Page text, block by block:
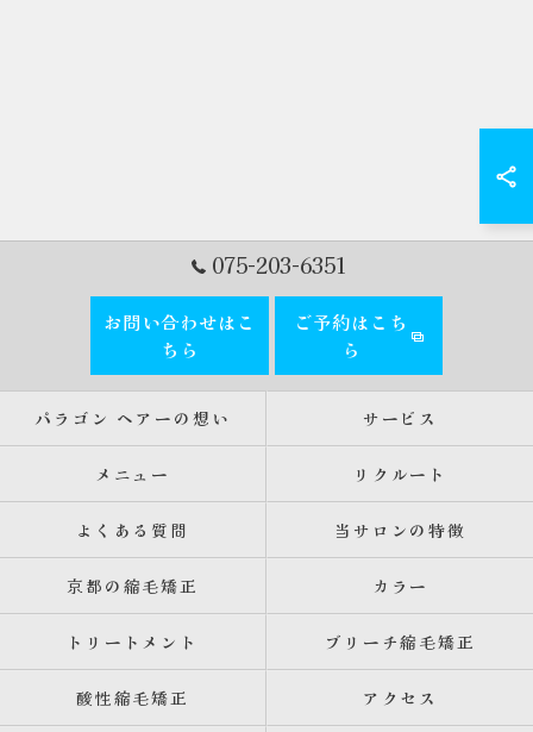
075-203-6351
お問い合わせはこ
ちら
ご予約はこち
ら
パラゴン ヘアーの想い サービス
メニュー リクルート
よくある質問 当サロンの特徴
京都の縮毛矯正 カラー
トリートメント ブリーチ縮毛矯正
酸性縮毛矯正 アクセス